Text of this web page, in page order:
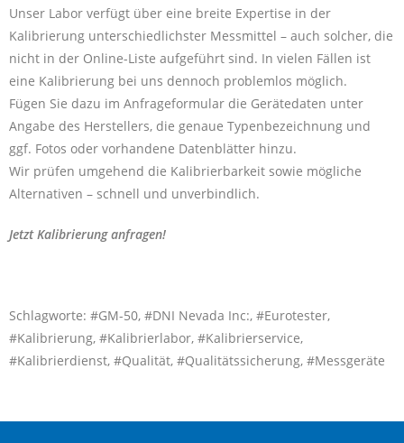
Unser Labor verfügt über eine breite Expertise in der
Kalibrierung unterschiedlichster Messmittel – auch solcher, die
nicht in der Online-Liste aufgeführt sind. In vielen Fällen ist
eine Kalibrierung bei uns dennoch problemlos möglich.
Fügen Sie dazu im Anfrageformular die Gerätedaten unter
Angabe des Herstellers, die genaue Typenbezeichnung und
ggf. Fotos oder vorhandene Datenblätter hinzu.
Wir prüfen umgehend die Kalibrierbarkeit sowie mögliche
Alternativen – schnell und unverbindlich.
Jetzt Kalibrierung anfragen!
Schlagworte: #GM-50, #DNI Nevada Inc:, #Eurotester,
#Kalibrierung, #Kalibrierlabor, #Kalibrierservice,
#Kalibrierdienst, #Qualität, #Qualitätssicherung, #Messgeräte